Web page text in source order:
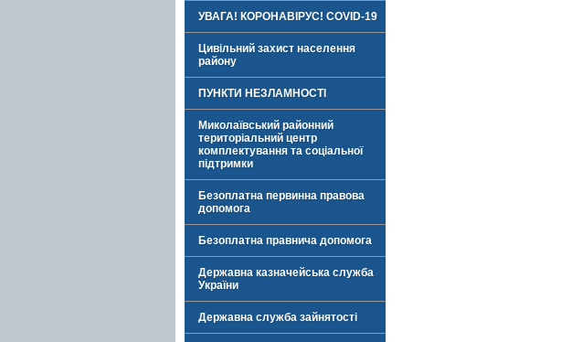
УВАГА! КОРОНАВІРУС! COVID-19
Цивільний захист населення
району
ПУНКТИ НЕЗЛАМНОСТІ
Миколаївський районний
територіальний центр
комплектування та соціальної
підтримки
Безоплатна первинна правова
допомога
Безоплатна правнича допомога
Державна казначейська служба
України
Державна служба зайнятості